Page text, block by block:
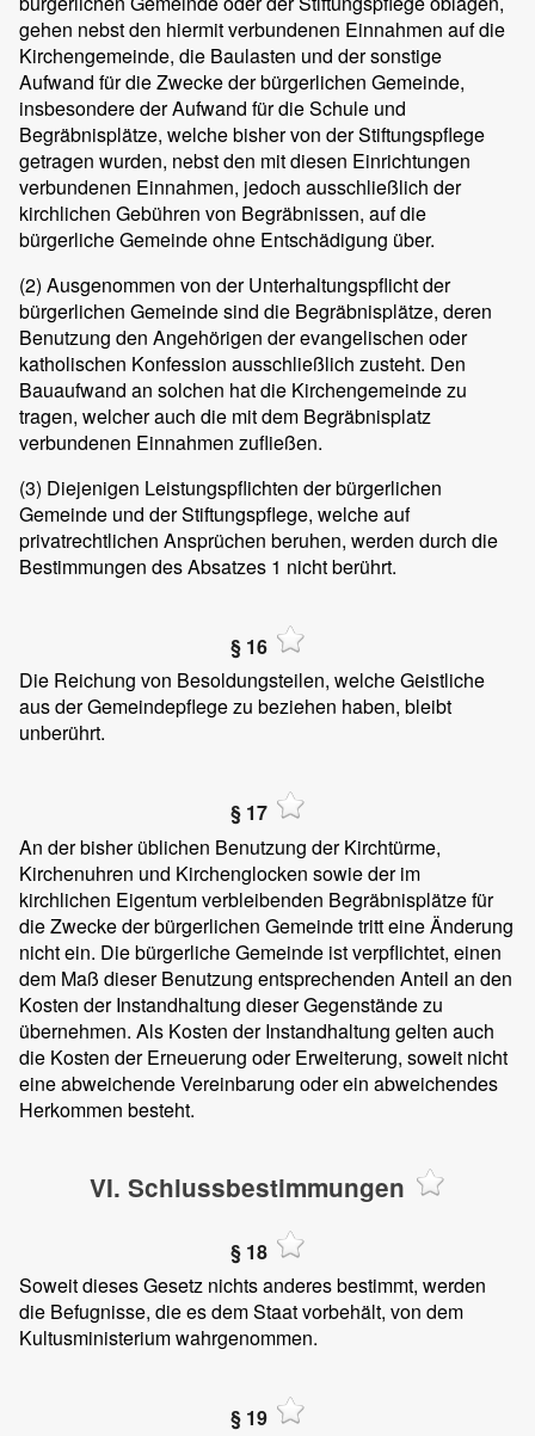
gehen nebst den hiermit verbundenen Einnahmen auf die
Kirchengemeinde, die Baulasten und der sonstige
Aufwand für die Zwecke der bürgerlichen Gemeinde,
insbesondere der Aufwand für die Schule und
Begräbnisplätze, welche bisher von der Stiftungspflege
getragen wurden, nebst den mit diesen Einrichtungen
verbundenen Einnahmen, jedoch ausschließlich der
kirchlichen Gebühren von Begräbnissen, auf die
bürgerliche Gemeinde ohne Entschädigung über.
(2) Ausgenommen von der Unterhaltungspflicht der
bürgerlichen Gemeinde sind die Begräbnisplätze, deren
Benutzung den Angehörigen der evangelischen oder
katholischen Konfession ausschließlich zusteht. Den
Bauaufwand an solchen hat die Kirchengemeinde zu
tragen, welcher auch die mit dem Begräbnisplatz
verbundenen Einnahmen zufließen.
(3) Diejenigen Leistungspflichten der bürgerlichen
Gemeinde und der Stiftungspflege, welche auf
privatrechtlichen Ansprüchen beruhen, werden durch die
Bestimmungen des Absatzes 1 nicht berührt.
§ 16
Die Reichung von Besoldungsteilen, welche Geistliche
aus der Gemeindepflege zu beziehen haben, bleibt
unberührt.
§ 17
An der bisher üblichen Benutzung der Kirchtürme,
Kirchenuhren und Kirchenglocken sowie der im
kirchlichen Eigentum verbleibenden Begräbnisplätze für
die Zwecke der bürgerlichen Gemeinde tritt eine Änderung
nicht ein. Die bürgerliche Gemeinde ist verpflichtet, einen
dem Maß dieser Benutzung entsprechenden Anteil an den
Kosten der Instandhaltung dieser Gegenstände zu
übernehmen. Als Kosten der Instandhaltung gelten auch
die Kosten der Erneuerung oder Erweiterung, soweit nicht
eine abweichende Vereinbarung oder ein abweichendes
Herkommen besteht.
VI. Schlussbestimmungen
§ 18
Soweit dieses Gesetz nichts anderes bestimmt, werden
die Befugnisse, die es dem Staat vorbehält, von dem
Kultusministerium wahrgenommen.
§ 19